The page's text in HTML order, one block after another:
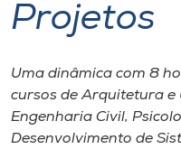
Internacionalização
Projetos
Uma dinâmica com 8
cursos de Arquitetura e
Engenharia Civil,
Desenvolvimento de